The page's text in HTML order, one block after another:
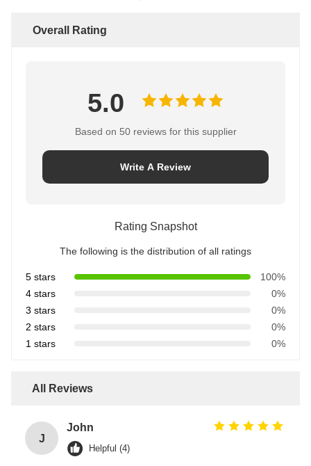
Overall Rating
5.0
Based on 50 reviews for this supplier
Write A Review
Rating Snapshot
The following is the distribution of all ratings
5 stars
100%
4 stars
0%
3 stars
0%
2 stars
0%
1 stars
0%
All Reviews
J
John
Helpful (4)